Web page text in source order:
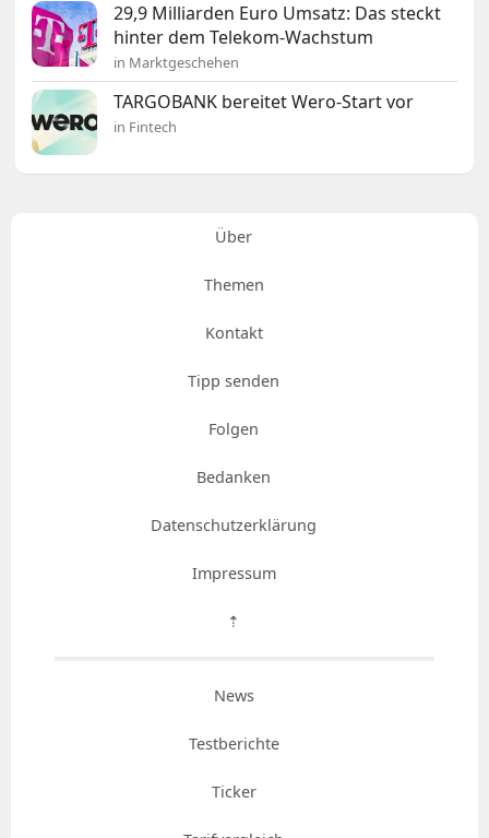
29,9 Milliarden Euro Umsatz: Das steckt
hinter dem Telekom-Wachstum
in Marktgeschehen
TARGOBANK bereitet Wero-Start vor
in Fintech
Über
Themen
Kontakt
Tipp senden
Folgen
Bedanken
Datenschutzerklärung
Impressum
⇡
News
Testberichte
Ticker